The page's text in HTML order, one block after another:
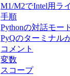
M1/M2でIntel用ラ
手順
Pythonの対話モー
PyQのターミナル
コメント
変数
スコープ